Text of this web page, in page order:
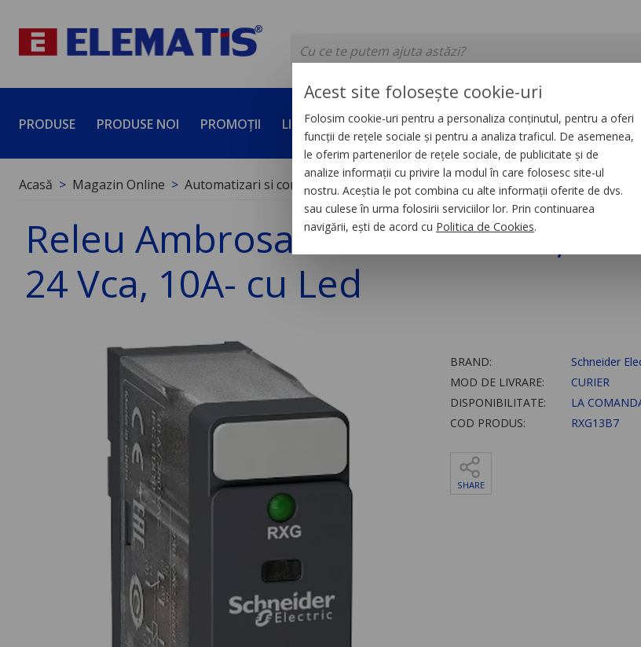
PRODUSE PRODUSE NOI PROMOȚII LICHIDĂRI DE STOC SERVICII DEVINO PARTENER
Acasă Magazin Online Automatizari si control industrial Relee
Releu Ambrosabil de Interfata,
24 Vca, 10A- cu Led
BRAND:
Schneider
MOD DE LIVRARE:
CURIER
DISPONIBILITATE:
LA
COD PRODUS:
RXG13B7
SHARE
Acest site folosește cookie-uri
Folosim cookie-uri pentru a personaliza conținutul, pentru a oferi
funcții de rețele sociale și pentru a analiza traficul. De asemenea,
le oferim partenerilor de rețele sociale, de publicitate și de
analize informații cu privire la modul în care folosesc site-ul
nostru. Aceștia le pot combina cu alte informații oferite de dvs.
sau culese în urma folosirii serviciilor lor. Prin continuarea
navigării, ești de acord cu Politica de Cookies.